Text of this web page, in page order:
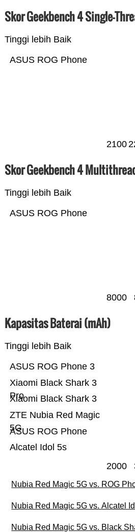
Skor Geekbench 4 Single-
Tinggi lebih Baik
ASUS ROG Phone
2100
Skor Geekbench 4
Tinggi lebih Baik
ASUS ROG Phone
8000
Kapasitas Baterai (mAh)
Tinggi lebih Baik
Alcatel Idol 5s
ASUS ROG Phone
ZTE Nubia Red Magic
5G
Xiaomi Black Shark 3
Xiaomi Black Shark 3
Pro
ASUS ROG Phone 3
2000
Nubia Red Magic 5G vs. ROG
Nubia Red Magic 5G vs. Alcatel
Nubia Red Magic 5G vs. Black